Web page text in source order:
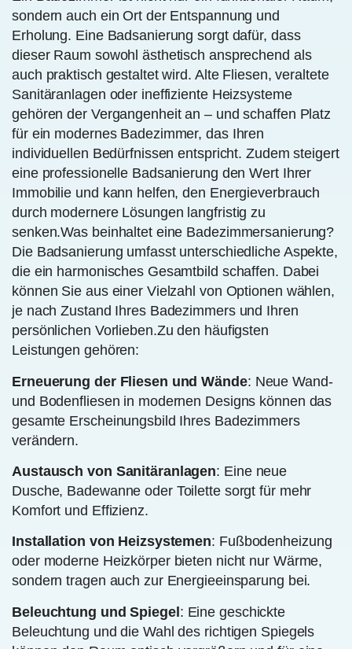
sondern auch ein Ort der Entspannung und
Erholung. Eine Badsanierung sorgt dafür, dass
dieser Raum sowohl ästhetisch ansprechend als
auch praktisch gestaltet wird. Alte Fliesen, veraltete
Sanitäranlagen oder ineffiziente Heizsysteme
gehören der Vergangenheit an – und schaffen Platz
für ein modernes Badezimmer, das Ihren
individuellen Bedürfnissen entspricht. Zudem steigert
eine professionelle Badsanierung den Wert Ihrer
Immobilie und kann helfen, den Energieverbrauch
durch modernere Lösungen langfristig zu
senken.Was beinhaltet eine Badezimmersanierung?
Die Badsanierung umfasst unterschiedliche Aspekte,
die ein harmonisches Gesamtbild schaffen. Dabei
können Sie aus einer Vielzahl von Optionen wählen,
je nach Zustand Ihres Badezimmers und Ihren
persönlichen Vorlieben.Zu den häufigsten
Leistungen gehören:
Erneuerung der Fliesen und Wände: Neue Wand-
und Bodenfliesen in modernen Designs können das
gesamte Erscheinungsbild Ihres Badezimmers
verändern.
Austausch von Sanitäranlagen: Eine neue
Dusche, Badewanne oder Toilette sorgt für mehr
Komfort und Effizienz.
Installation von Heizsystemen: Fußbodenheizung
oder moderne Heizkörper bieten nicht nur Wärme,
sondern tragen auch zur Energieeinsparung bei.
Beleuchtung und Spiegel: Eine geschickte
Beleuchtung und die Wahl des richtigen Spiegels